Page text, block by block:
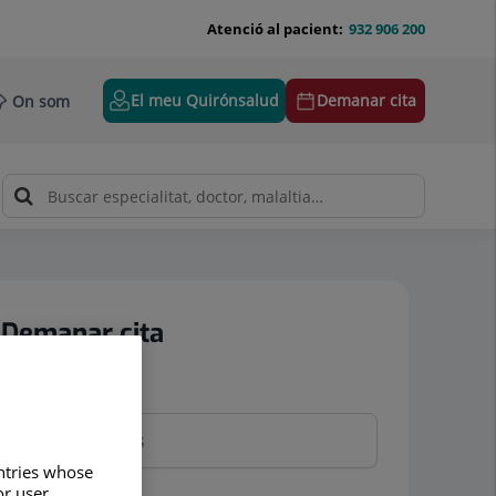
932 906 200
Atenció al pacient:
On som El meu Quirónsalud Demanar cita
Demanar cita
whose